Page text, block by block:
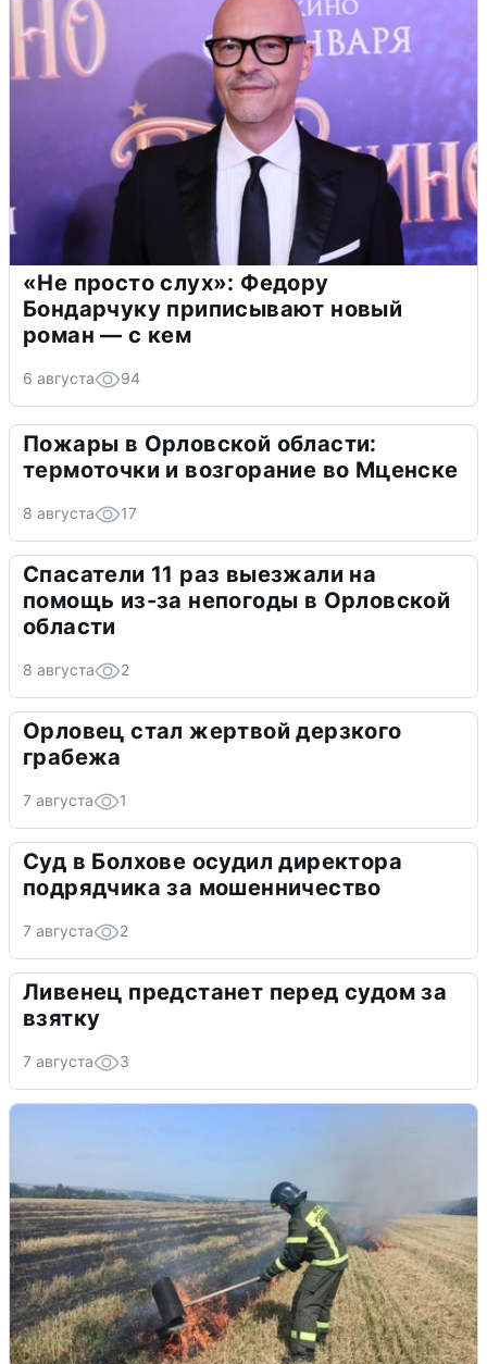
«Не просто слух»: Федору
Бондарчуку приписывают новый
роман — с кем
6 августа 94
Пожары в Орловской области:
термоточки и возгорание во Мценске
8 августа 17
Спасатели 11 раз выезжали на
помощь из-за непогоды в Орловской
области
8 августа 2
Орловец стал жертвой дерзкого
грабежа
7 августа 1
Суд в Болхове осудил директора
подрядчика за мошенничество
7 августа 2
Ливенец предстанет перед судом за
взятку
7 августа 3